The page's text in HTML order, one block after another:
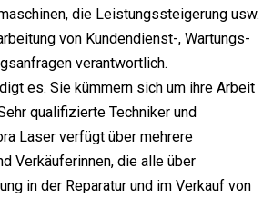
die Leistungssteigerung usw.
von Kundendienst-, Wartungs-
verantwortlich.
es. Sie kümmern sich um ihre Arbeit
qualifizierte Techniker und
Laser verfügt über mehrere
Verkäuferinnen, die alle über
in der Reparatur und im Verkauf von